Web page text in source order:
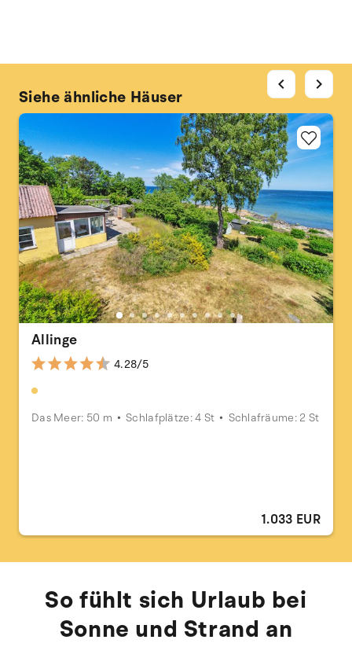
Siehe ähnliche Häuser
Allinge
4.28/5
Das Meer: 50 m Schlafplätze: 4 St Schlafräume: 2 St
1.033 EUR
chevron_left chevron_right
So fühlt sich Urlaub bei
Sonne und Strand an